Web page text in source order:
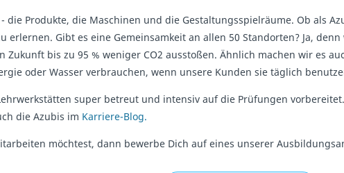
- die Produkte, die Maschinen und die Gestaltungsspielräume. Ob
erlernen. Gibt es eine Gemeinsamkeit an allen 50 Standorten? Ja,
bis zu 95 % weniger CO2 ausstoßen. Ähnlich machen wir es
oder Wasser verbrauchen, wenn unsere Kunden sie täglich
super betreut und intensiv auf die Prüfungen
die Azubis im Karriere-Blog.
möchtest, dann bewerbe Dich auf eines unserer